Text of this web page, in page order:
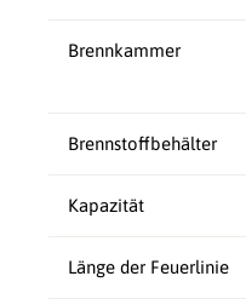
Brennkammer
Brennstoffbehälter
Kapazität
Länge der Feuerlinie